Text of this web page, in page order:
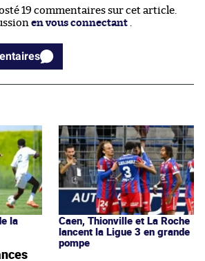
19 commentaires sur cet article.
en vous connectant .
la
Caen, Thionville et La Roche
lancent la Ligue 3 en grande
pompe